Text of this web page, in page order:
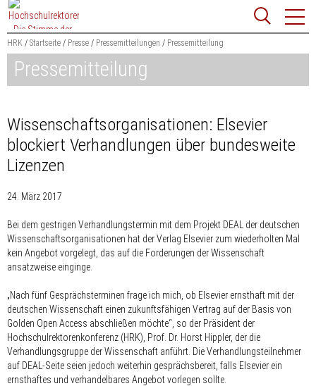
Zum
Content
springen
Suchbegriff
Suchen
HRK Startseite Presse Pressemitteilungen Pressemitteilung
Pressemitteilung
Wissenschafts­organisationen: Elsevier
blockiert Verhandlungen über bundesweite
Lizenzen
24. März 2017
Bei dem gestrigen Verhandlungstermin mit dem Projekt DEAL der deutschen
Wissenschafts­organisationen hat der Verlag Elsevier zum wiederholten Mal
kein Angebot vorgelegt, das auf die Forderungen der Wissenschaft
ansatzweise einginge.
„Nach fünf Gesprächsterminen frage ich mich, ob Elsevier ernsthaft mit der
deutschen Wissenschaft einen zukunftsfähigen Vertrag auf der Basis von
Golden Open Access abschließen möchte“, so der Präsident der
Hochschulrektorenkonferenz (HRK), Prof. Dr. Horst Hippler, der die
Verhandlungsgruppe der Wissenschaft anführt. Die Verhandlungsteilnehmer
auf DEAL-Seite seien jedoch weiterhin gesprächsbereit, falls Elsevier ein
ernsthaftes und verhandelbares Angebot vorlegen sollte.